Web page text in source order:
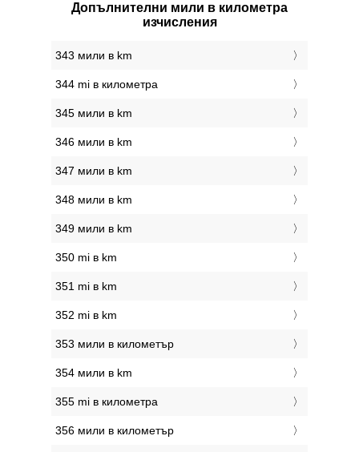
Допълнителни мили в километра
изчисления
343 мили в km
344 mi в километра
345 мили в km
346 мили в km
347 мили в km
348 мили в km
349 мили в km
350 mi в km
351 mi в km
352 mi в km
353 мили в километър
354 мили в km
355 mi в километра
356 мили в километър